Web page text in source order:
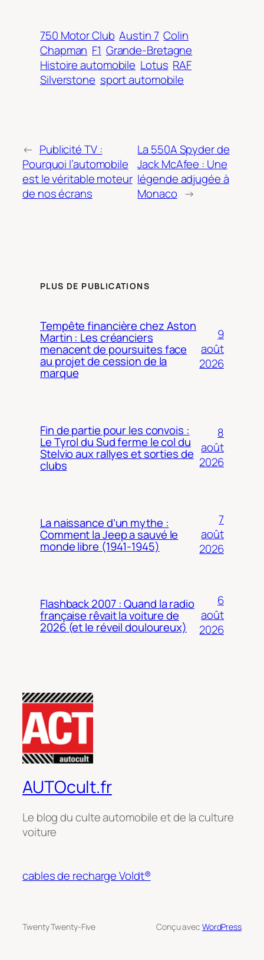
750 Motor Club Austin 7 Colin
Chapman F1 Grande-Bretagne
Histoire automobile Lotus RAF
Silverstone sport automobile
← Publicité TV :
Pourquoi l’automobile
est le véritable moteur
de nos écrans
La 550A Spyder de
Jack McAfee : Une
légende adjugée à
Monaco →
PLUS DE PUBLICATIONS
Tempête financière chez Aston
Martin : Les créanciers
menacent de poursuites face
au projet de cession de la
marque
9
août
2026
Fin de partie pour les convois :
Le Tyrol du Sud ferme le col du
Stelvio aux rallyes et sorties de
clubs
8
août
2026
La naissance d’un mythe :
Comment la Jeep a sauvé le
monde libre (1941-1945)
7
août
2026
Flashback 2007 : Quand la radio
française rêvait la voiture de
2026 (et le réveil douloureux)
6
août
2026
AUTOcult.fr
Le blog du culte automobile et de la culture
voiture
cables de recharge Voldt®
Twenty Twenty-Five Conçu avec WordPress